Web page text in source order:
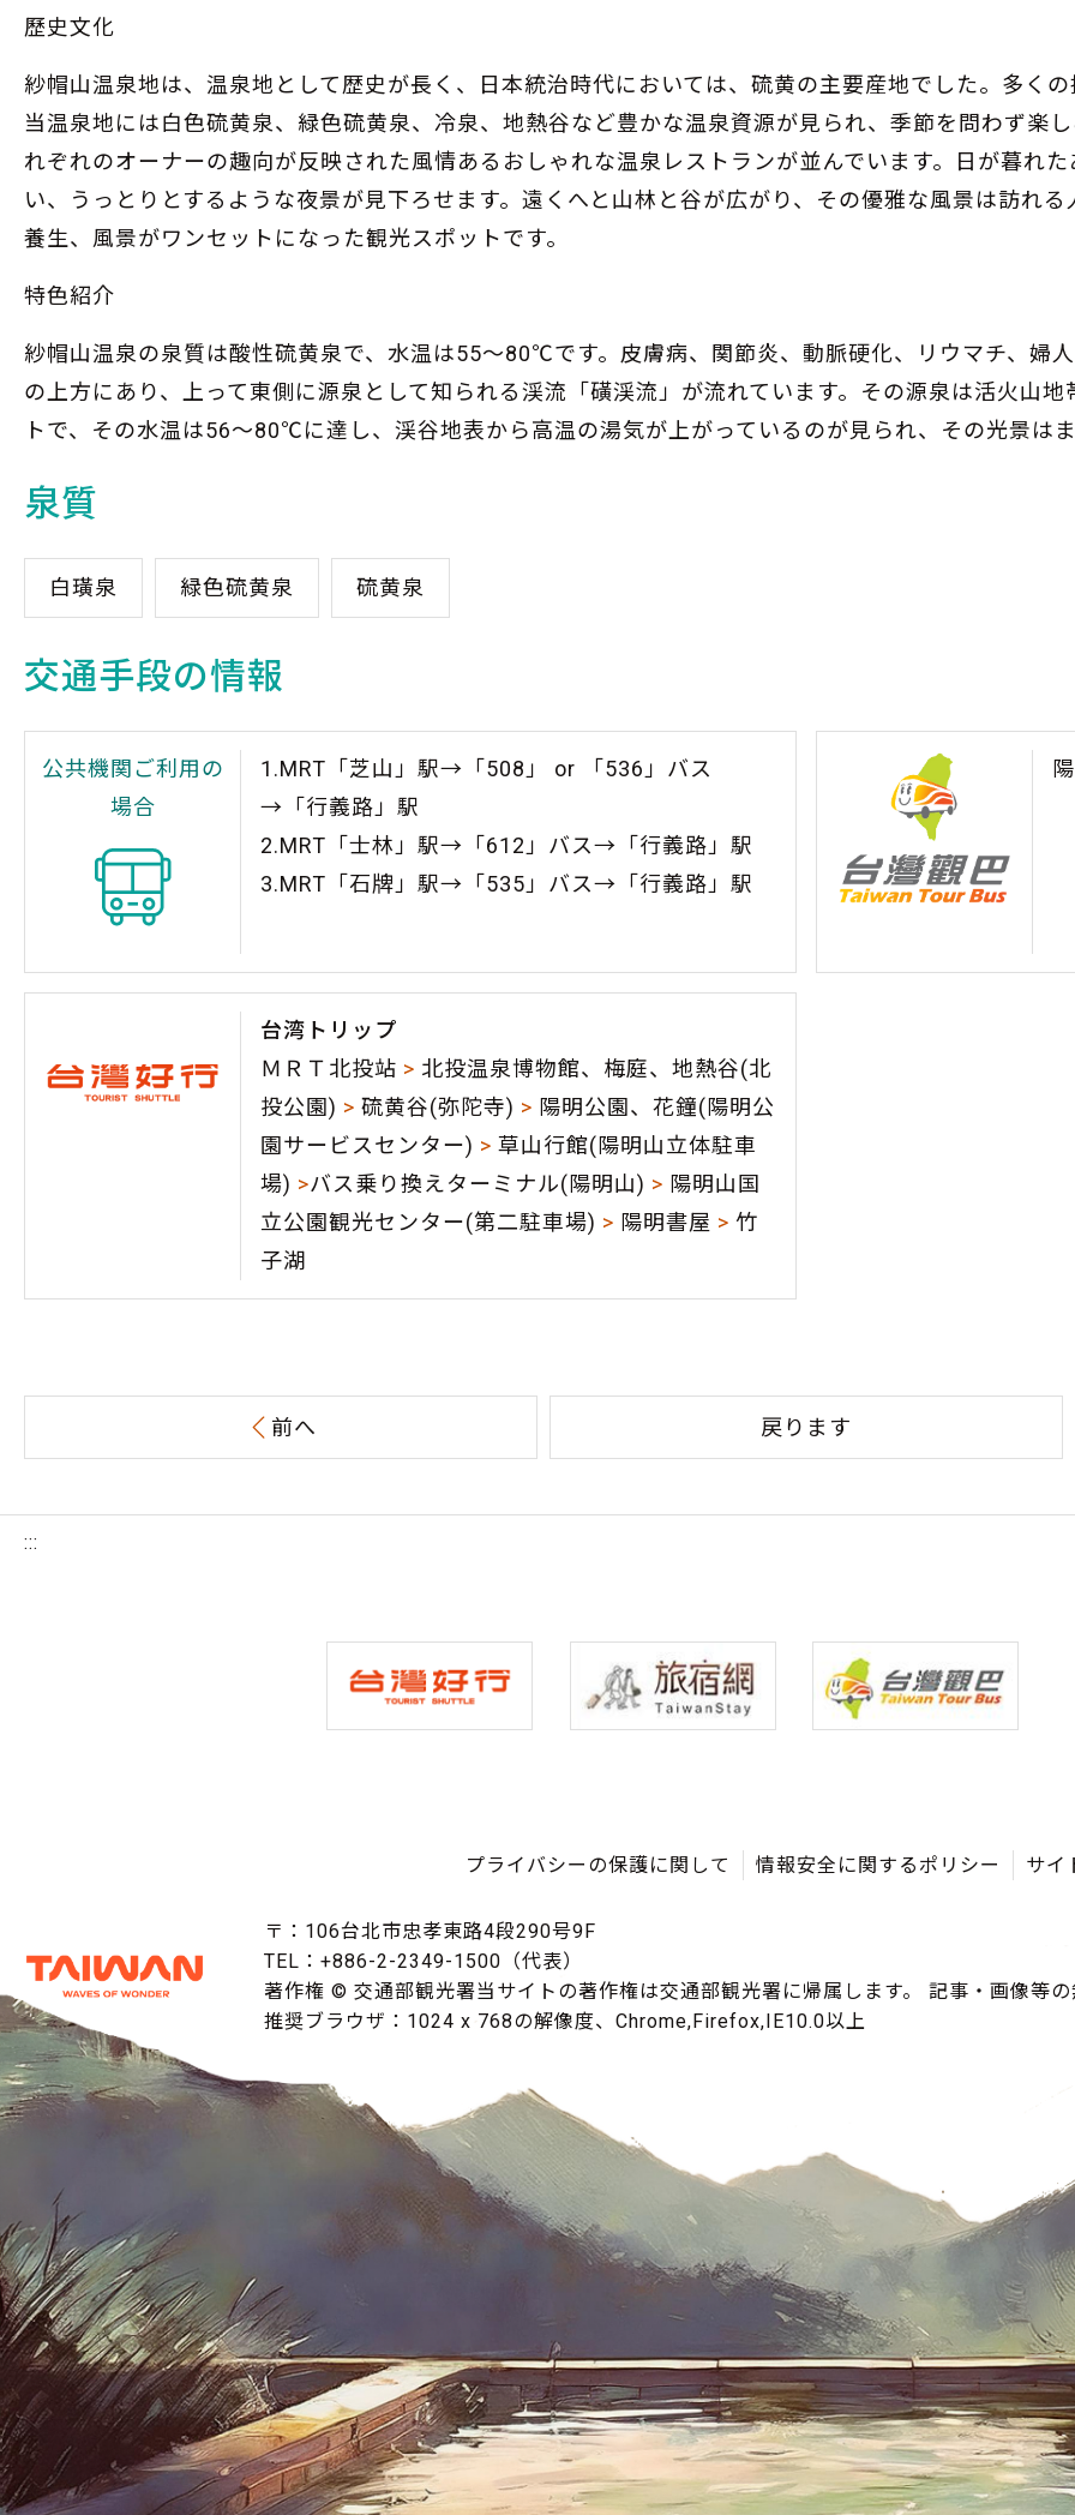
歷史文化
紗帽山温泉地は、温泉地として歴史が長く、日本統治時代においては、硫黄の主要産地でした。多く
当温泉地には白色硫黄泉、緑色硫黄泉、冷泉、地熱谷など豊かな温泉資源が見られ、季節を問わず楽
れぞれのオーナーの趣向が反映された風情あるおしゃれな温泉レストランが並んでいます。日が暮れ
い、うっとりとするような夜景が見下ろせます。遠くへと山林と谷が広がり、その優雅な風景は訪れ
養生、風景がワンセットになった観光スポットです。
特色紹介
紗帽山温泉の泉質は酸性硫黄泉で、水温は55～80℃です。皮膚病、関節炎、動脈硬化、リウマチ、婦
の上方にあり、上って東側に源泉として知られる渓流「磺渓流」が流れています。その源泉は活火山
トで、その水温は56～80℃に達し、渓谷地表から高温の湯気が上がっているのが見られ、その光景は
泉質
白璜泉 緑色硫黄泉 硫黄泉
交通手段の情報
公共機関ご利用の
場合
1.MRT「芝山」駅→「508」 or 「536」バス
→「行義路」駅
2.MRT「士林」駅→「612」バス→「行義路」駅
3.MRT「石牌」駅→「535」バス→「行義路」駅
台湾トリップ
ＭＲＴ北投站 > 北投温泉博物館、梅庭、地熱谷(北
投公園) > 硫黄谷(弥陀寺) > 陽明公園、花鐘(陽明公
園サービスセンター) > 草山行館(陽明山立体駐車
場) >バス乗り換えターミナル(陽明山) > 陽明山国
立公園観光センター(第二駐車場) > 陽明書屋 > 竹
子湖
前へ 戻ります
:::
プライバシーの保護に関して 情報安全に関するポリシー サイ
〒：106台北市忠孝東路4段290号9F
TEL：+886-2-2349-1500（代表）
著作権 © 交通部観光署当サイトの著作権は交通部観光署に帰属します。 記事・画像等
推奨ブラウザ：1024 x 768の解像度、Chrome,Firefox,IE10.0以上